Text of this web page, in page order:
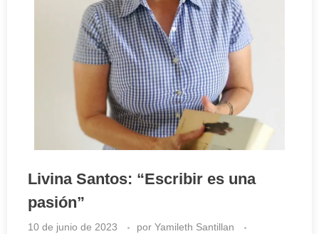
Livina Santos: “Escribir es una
pasión”
10 de junio de 2023 por Yamileth Santillan